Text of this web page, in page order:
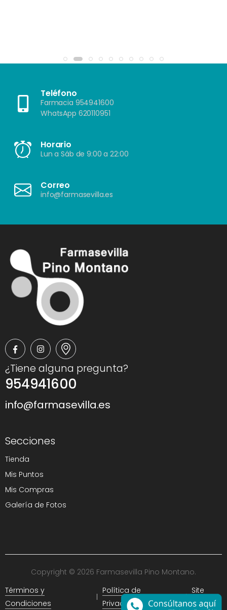
Teléfono
Farmacia 954941600
WhatsApp 620110951
Horario
Lun a Sáb de 9:00 a 22:00
Correo
info@farmasevilla.es
¿Tiene alguna pregunta?
954941600
info@farmasevilla.es
Secciones
Tienda
Mis Puntos
Mis Compras
Galería de Fotos
Copyright © 2026 Farmasevilla Pino Montano.
Términos y
Condiciones
Política de
Privacidad
Site
Map